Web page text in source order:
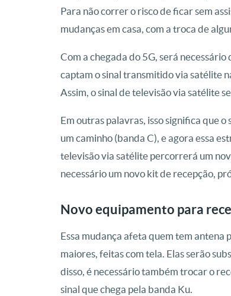
Para não correr o risco de ficar sem
mudanças em casa, com a troca de
Com a chegada do 5G, será
captam o sinal transmitido via satélite
Assim, o sinal de televisão via satélite
Em outras palavras, isso significa que
um caminho (banda C), e agora essa
televisão via satélite percorrerá um
necessário um novo kit de recepção,
Novo equipamento para
Essa mudança afeta quem tem antena
maiores, feitas com tela. Elas serão
disso, é necessário também trocar o
sinal que chega pela banda Ku.